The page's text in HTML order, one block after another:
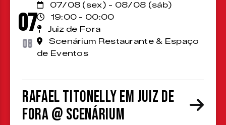
07
08
07/08 (sex) - 08/08 (sáb)
19:00 - 00:00
Juiz de Fora
Scenárium Restaurante & Espaço
de Eventos
Rafael Titonelly em Juiz de
Fora @ Scenárium